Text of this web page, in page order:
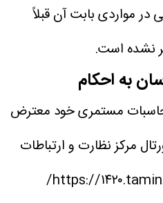
مواردی بابت آن قبلاً
نشده است.
به احکام
مستمری خود معترض
مرکز نظارت و ارتباطات
مردمی سازمان به نشانی https://۱۴۲۰.tamin.ir/